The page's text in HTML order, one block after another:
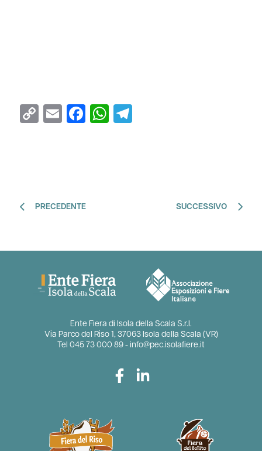
CopyEmailFacebook
WhatsApp
PRECEDENTE SUCCESSIVO
Ente Fiera di Isola della Scala S.r.l.
Via Parco del Riso 1, 37063 Isola della Scala (VR)
Tel 045 73 000 89 - info@pec.isolafiere.it